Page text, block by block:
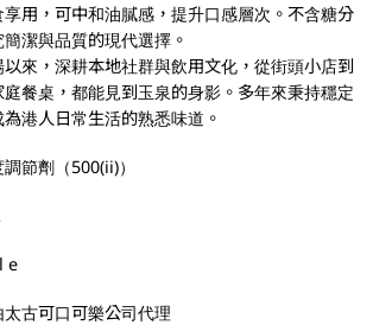
用，可中和油膩感，提升口感層次。不含糖分
潔與品質的現代選擇。
來，深耕本地社群與飲用文化，從街頭小店到
餐桌，都能見到玉泉的身影。多年來秉持穩定
港人日常生活的熟悉味道。
節劑（500(ii)）
e
古可口可樂公司代理